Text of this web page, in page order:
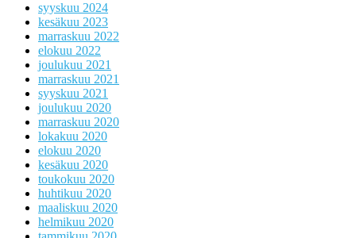
syyskuu 2024
kesäkuu 2023
marraskuu 2022
elokuu 2022
joulukuu 2021
marraskuu 2021
syyskuu 2021
joulukuu 2020
marraskuu 2020
lokakuu 2020
elokuu 2020
kesäkuu 2020
toukokuu 2020
huhtikuu 2020
maaliskuu 2020
helmikuu 2020